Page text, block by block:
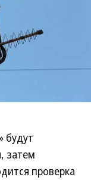
будут
затем
проверка